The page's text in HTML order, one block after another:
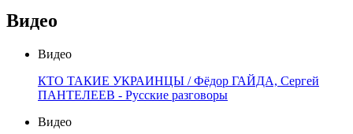
Видео
Видео
КТО ТАКИЕ УКРАИНЦЫ / Фёдор ГАЙДА, Сергей
ПАНТЕЛЕЕВ - Русские разговоры
Видео